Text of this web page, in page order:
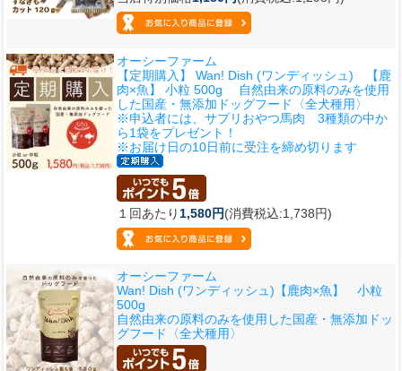
オーシーファーム
【定期購入】 Wan! Dish (ワンディッシュ) 【鹿
肉×魚】 小粒 500g 自然由来の原料のみを使用
した国産・無添加ドッグフード〈全犬種用〉
※申込者には、サプリおやつ馬肉 3種類の中か
ら1袋をプレゼント！
※お届け日の10日前に受注を締め切ります
１回あたり 1,580円(消費税込:1,738円)
オーシーファーム
Wan! Dish (ワンディッシュ)【鹿肉×魚】 小粒
500g
自然由来の原料のみを使用した国産・無添加ドッ
グフード〈全犬種用〉